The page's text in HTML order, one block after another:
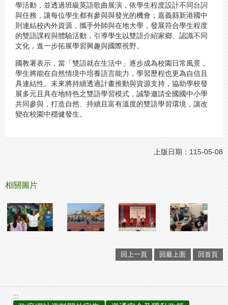
學活動，並透過班級英語歌曲展演，依學生程度設計不同台詞
與任務，讓每位學生都有參與與發光的機會；嘉義縣新港國中
則連結校內外資源，攜手外師與在地大學，發展符合學生程度
的雙語課程與體驗活動，引導學生以雙語介紹家鄉、認識不同
文化，進一步拓展學習興趣與國際視野。
國教署表示，當「雙語就在生活中」逐步成為校園日常風景，
學生將能在自然情境中培養語言能力，學習歷程也更為自信且
具連結性。未來將持續透過計畫推動與資源支持，協助學校發
展多元且具在地特色之雙語學習模式，誠摯邀請全國國中小學
共同參與，打造自然、持續且富有溫度的雙語學習環境，讓改
變在校園中穩健發生。
上版日期：115-05-08
相關圖片
回上一頁 回最上面 回首頁
:::